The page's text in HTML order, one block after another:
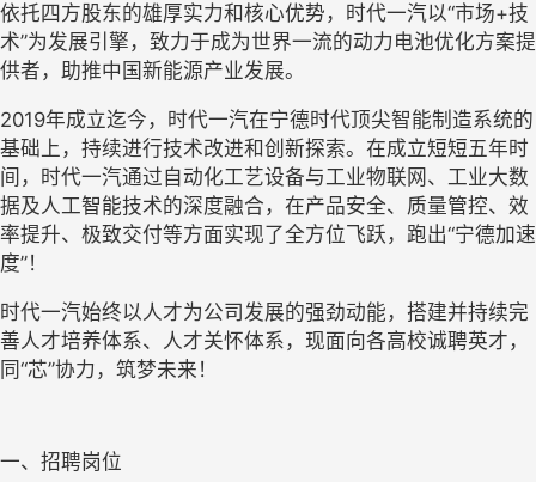
依托四方股东的雄厚实力和核心优势，时代一汽以“市场+技
术”为发展引擎，致力于成为世界一流的动力电池优化方案提
供者，助推中国新能源产业发展。
2019年成立迄今，时代一汽在宁德时代顶尖智能制造系统的
基础上，持续进行技术改进和创新探索。在成立短短五年时
间，时代一汽通过自动化工艺设备与工业物联网、工业大数
据及人工智能技术的深度融合，在产品安全、质量管控、效
率提升、极致交付等方面实现了全方位飞跃，跑出“宁德加速
度”！
时代一汽始终以人才为公司发展的强劲动能，搭建并持续完
善人才培养体系、人才关怀体系，现面向各高校诚聘英才，
同“芯”协力，筑梦未来！
一、 招聘岗位